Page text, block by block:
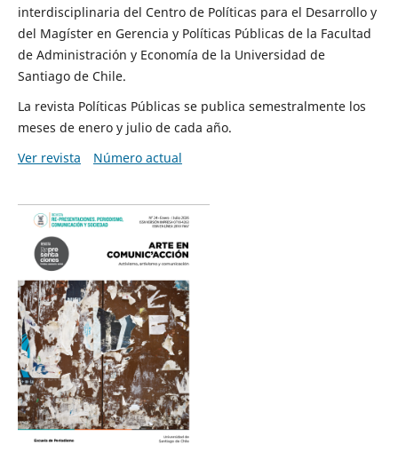
interdisciplinaria del Centro de Políticas para el Desarrollo y
del Magíster en Gerencia y Políticas Públicas de la Facultad
de Administración y Economía de la Universidad de
Santiago de Chile.
La revista Políticas Públicas se publica semestralmente los
meses de enero y julio de cada año.
Ver revista
Número actual